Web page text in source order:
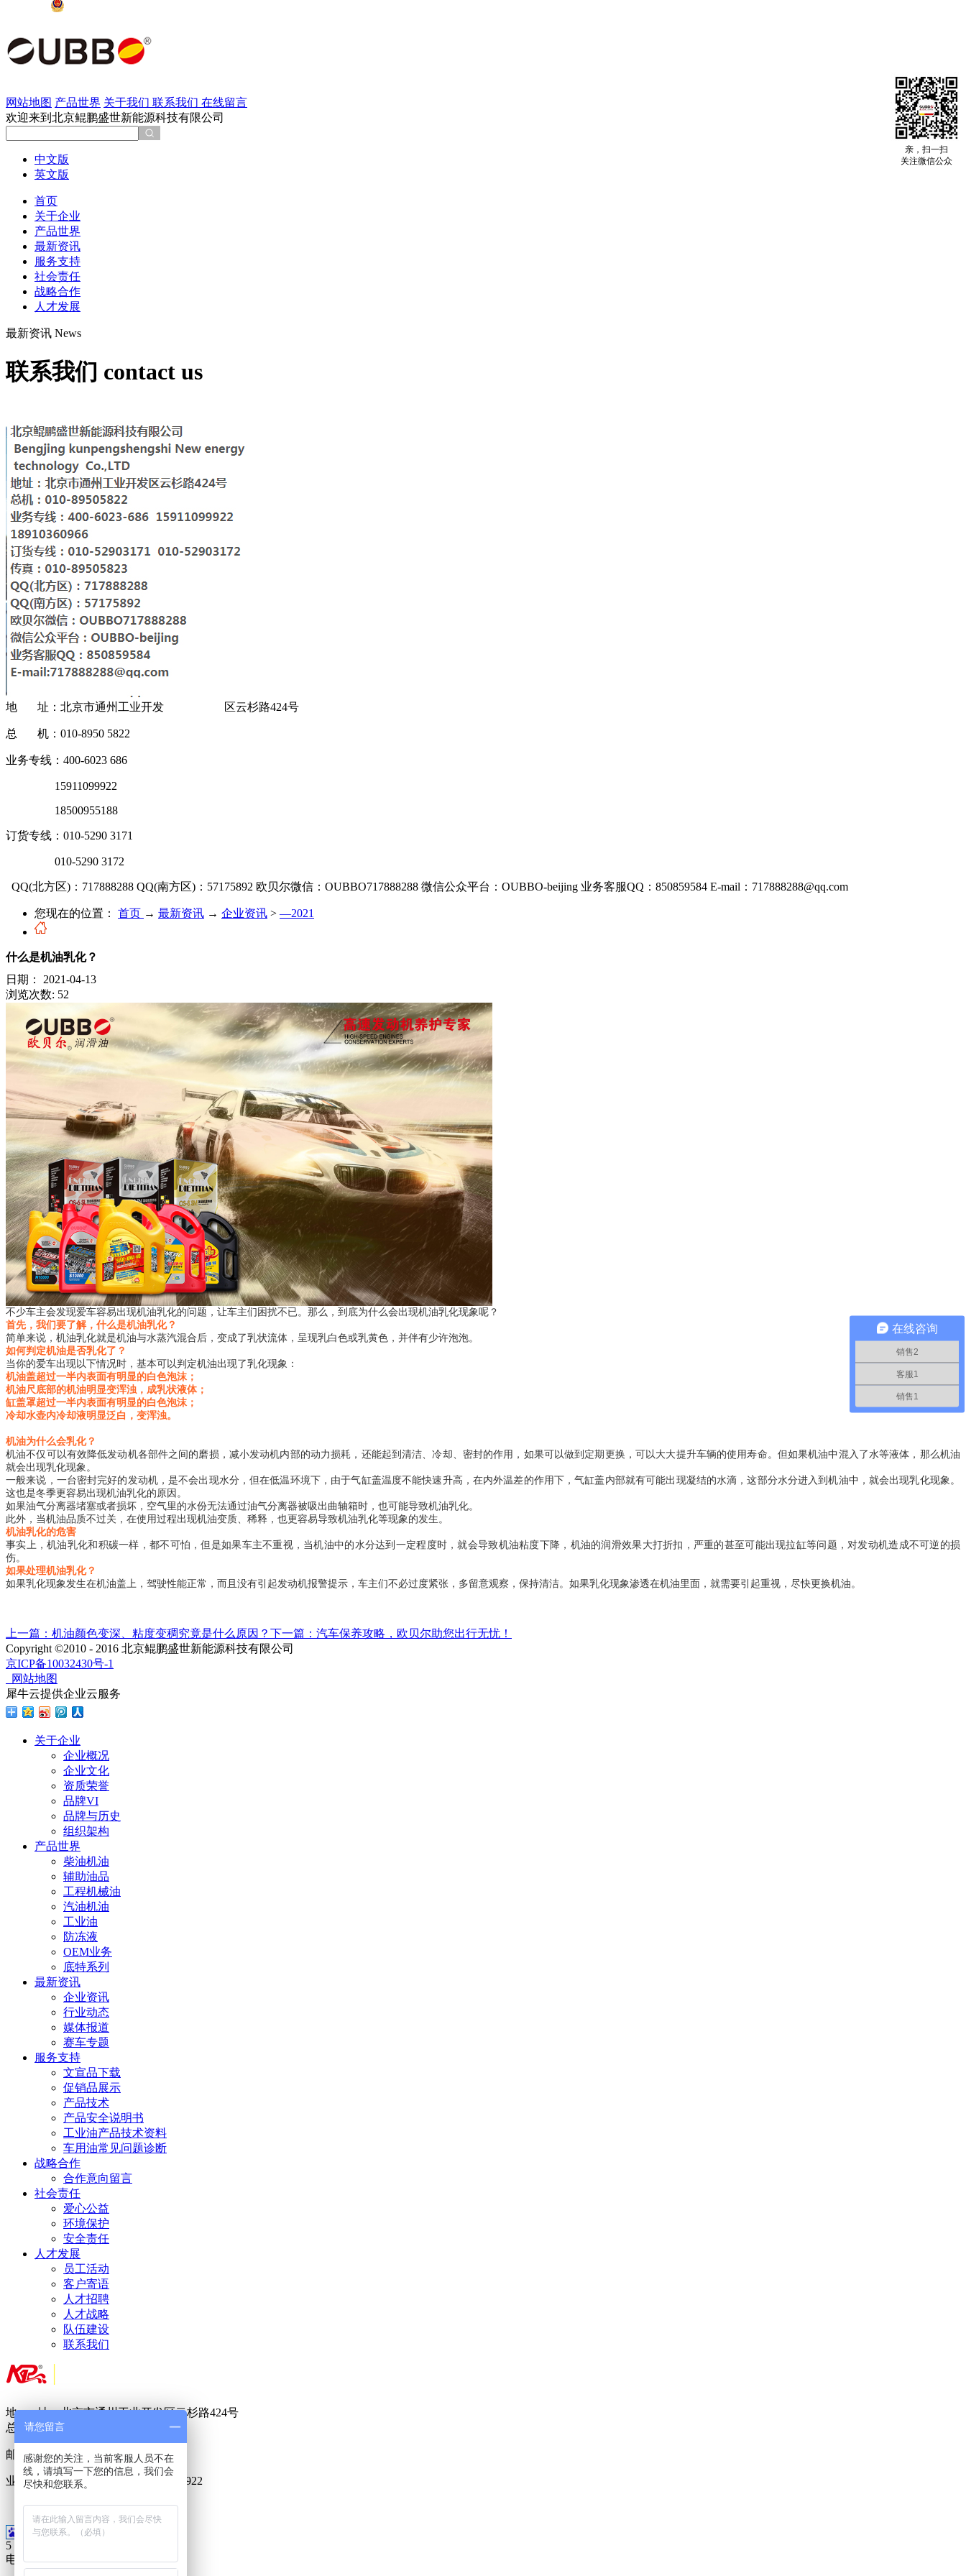
网站地图 产品世界 关于我们 联系我们 在线留言
欢迎来到北京鲲鹏盛世新能源科技有限公司
中文版
英文版
首页
关于企业
产品世界
最新资讯
服务支持
社会责任
战略合作
人才发展
最新资讯 News
联系我们 contact us
地 址：北京市通州工业开发 区云杉路424号
总 机：010-8950 5822
业务专线：400-6023 686
15911099922
18500955188
订货专线：010-5290 3171
010-5290 3172
QQ(北方区)：717888288 QQ(南方区)：57175892 欧贝尔微信：OUBBO717888288 微信公众平台：OUBBO-beijing 业务客服QQ：850859584 E-mail： 717888288@qq.com
您现在的位置： 首页 → 最新资讯 → 企业资讯 > —2021
什么是机油乳化？
日期：
2021-04-13
浏览次数: 52
不少车主会发现爱车容易出现机油乳化的问题，让车主们困扰不已。那么，到底为什么会出现机油乳化现象呢？
首先，我们要了解，什么是机油乳化？
简单来说，机油乳化就是机油与水蒸汽混合后，变成了乳状流体，呈现乳白色或乳黄色，并伴有少许泡泡。
如何判定机油是否乳化了？
当你的爱车出现以下情况时，基本可以判定机油出现了乳化现象：
机油盖超过一半内表面有明显的白色泡沫；
机油尺底部的机油明显变浑浊，成乳状液体；
缸盖罩超过一半内表面有明显的白色泡沫；
冷却水壶内冷却液明显泛白，变浑浊。
机油为什么会乳化？
机油不仅可以有效降低发动机各部件之间的磨损，减小发动机内部的动力损耗，还能起到清洁、冷却、密封的作用，如果可以做到定期更换，可以大大提升车辆的使用寿命。但如果机油中混入了水等液体，那么机油
就会出现乳化现象。
一般来说，一台密封完好的发动机，是不会出现水分，但在低温环境下，由于气缸盖温度不能快速升高，在内外温差的作用下，气缸盖内部就有可能出现凝结的水滴，这部分水分进入到机油中，就会出现乳化现象。
这也是冬季更容易出现机油乳化的原因。
如果油气分离器堵塞或者损坏，空气里的水份无法通过油气分离器被吸出曲轴箱时，也可能导致机油乳化。
此外，当机油品质不过关，在使用过程出现机油变质、稀释，也更容易导致机油乳化等现象的发生。
机油乳化的危害
事实上，机油乳化和积碳一样，都不可怕，但是如果车主不重视，当机油中的水分达到一定程度时，就会导致机油粘度下降，机油的润滑效果大打折扣，严重的甚至可能出现拉缸等问题，对发动机造成不可逆的损
伤。
如果处理机油乳化？
如果乳化现象发生在机油盖上，驾驶性能正常，而且没有引起发动机报警提示，车主们不必过度紧张，多留意观察，保持清洁。如果乳化现象渗透在机油里面，就需要引起重视，尽快更换机油。
上一篇： 机油颜色变深、粘度变稠究竟是什么原因？ 下一篇： 汽车保养攻略，欧贝尔助您出行无忧！
Copyright ©2010 - 2016 北京鲲鹏盛世新能源科技有限公司
京ICP备10032430号-1
网站地图
犀牛云提供企业云服务
关于企业
企业概况
企业文化
资质荣誉
品牌VI
品牌与历史
组织架构
产品世界
柴油机油
辅助油品
工程机械油
汽油机油
工业油
防冻液
OEM业务
底特系列
最新资讯
企业资讯
行业动态
媒体报道
赛车专题
服务支持
文宣品下载
促销品展示
产品技术
产品安全说明书
工业油产品技术资料
车用油常见问题诊断
战略合作
合作意向留言
社会责任
爱心公益
环境保护
安全责任
人才发展
员工活动
客户寄语
人才招聘
人才战略
队伍建设
联系我们
地 址：北京市通州工业开发区云杉路424号
总 机：010-
邮 箱：717888288@qq.com
业务专线：400-6023-686 15911099922
18500955188
亲，扫一扫
关注微信公众
5
电话
在线咨询
销售2
客服1
销售1
请您留言
感谢您的关注，当前客服人员不在
线，请填写一下您的信息，我们会
尽快和您联系。